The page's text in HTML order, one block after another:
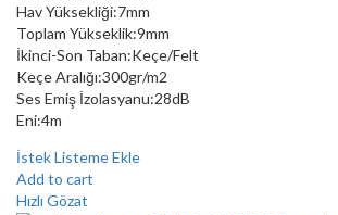
Hav Yüksekliği:7mm
Toplam Yükseklik:9mm
İkinci-Son Taban:Keçe/Felt
Keçe Aralığı:300gr/m2
Ses Emiş İzolasyanu:28dB
Eni:4m
İstek Listeme Ekle
Add to cart
Hızlı Gözat